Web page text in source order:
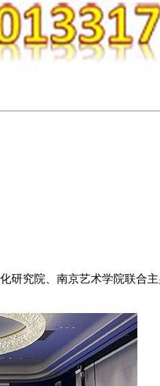
究院、南京艺术学院联合